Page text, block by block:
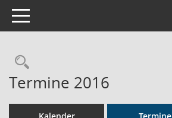
Toggle navigation
Rechercheauswahl
Termine 2016